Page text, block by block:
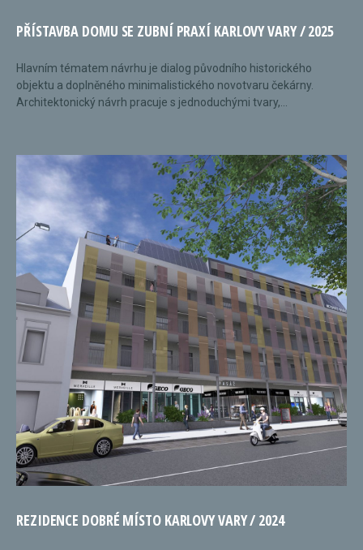
PŘÍSTAVBA DOMU SE ZUBNÍ PRAXÍ KARLOVY VARY / 2025
Hlavním tématem návrhu je dialog původního historického
objektu a doplněného minimalistického novotvaru čekárny.
Architektonický návrh pracuje s jednoduchými tvary,...
REZIDENCE DOBRÉ MÍSTO KARLOVY VARY / 2024